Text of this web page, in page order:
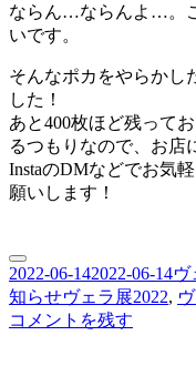
ならん…ならんよ…。
いです。
そんなポカをやらかし
した！
あと400枚ほど残って
るつもりなので、お店
InstaのDMなどでお気
願いします！
投
稿
日:
2022-06-142022-06-14カ
テ
ヴ
知らせタ
グ
ヴェラ展2022,
コメントを残す